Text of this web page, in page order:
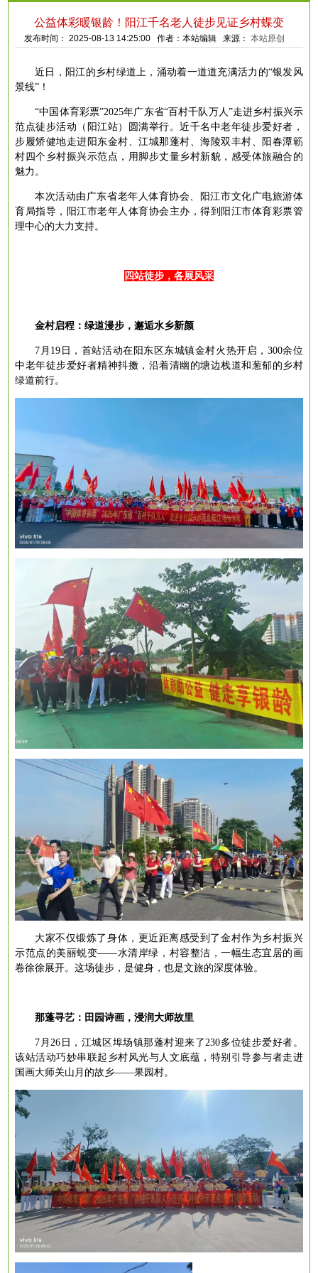
公益体彩暖银龄！阳江千名老人徒步见证乡村蝶变
发布时间： 2025-08-13 14:25:00 作者：本站编辑 来源：本站原创
近日，阳江的乡村绿道上，涌动着一道道充满活力的“银发风
景线”！
“中国体育彩票”2025年广东省“百村千队万人”走进乡村振兴示
范点徒步活动（阳江站）圆满举行。近千名中老年徒步爱好者，
步履矫健地走进阳东金村、江城那蓬村、海陵双丰村、阳春潭簕
村四个乡村振兴示范点，用脚步丈量乡村新貌，感受体旅融合的
魅力。
本次活动由广东省老年人体育协会、阳江市文化广电旅游体
育局指导，阳江市老年人体育协会主办，得到阳江市体育彩票管
理中心的大力支持。
四站徒步，各展风采
金村启程：绿道漫步，邂逅水乡新颜
7月19日，首站活动在阳东区东城镇金村火热开启，300余位
中老年徒步爱好者精神抖擞，沿着清幽的塘边栈道和葱郁的乡村
绿道前行。
大家不仅锻炼了身体，更近距离感受到了金村作为乡村振兴
示范点的美丽蜕变——水清岸绿，村容整洁，一幅生态宜居的画
卷徐徐展开。这场徒步，是健身，也是文旅的深度体验。
那蓬寻艺：田园诗画，浸润大师故里
7月26日，江城区埠场镇那蓬村迎来了230多位徒步爱好者。
该站活动巧妙串联起乡村风光与人文底蕴，特别引导参与者走进
国画大师关山月的故乡——果园村。